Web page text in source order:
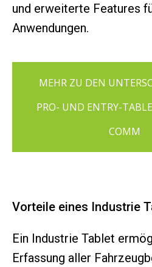
und erweiterte Features
Anwendungen.
MEHR ZU DEN
PRO- UND ENTRY-
COMM
Vorteile eines Industrie
Ein Industrie Tablet
Erfassung aller